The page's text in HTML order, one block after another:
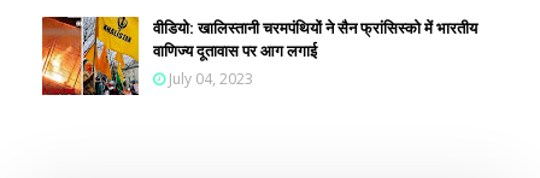
वीडियो: खालिस्तानी चरमपंथियों ने सैन फ्रांसिस्को में भारतीय
वाणिज्य दूतावास पर आग लगाई
July 04, 2023